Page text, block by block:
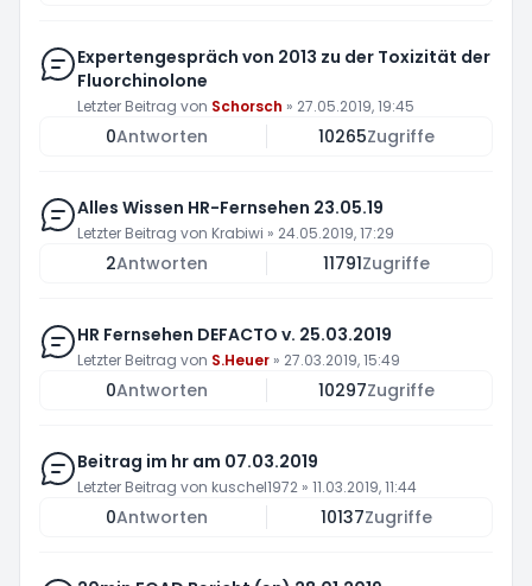
Expertengespräch von 2013 zu der Toxizität der
Fluorchinolone
Letzter Beitrag von Schorsch » 27.05.2019, 19:45
0Antworten 10265Zugriffe
Alles Wissen HR-Fernsehen 23.05.19
Letzter Beitrag von Krabiwi » 24.05.2019, 17:29
2Antworten 11791Zugriffe
HR Fernsehen DEFACTO v. 25.03.2019
Letzter Beitrag von S.Heuer » 27.03.2019, 15:49
0Antworten 10297Zugriffe
Beitrag im hr am 07.03.2019
Letzter Beitrag von kuschel1972 » 11.03.2019, 11:44
0Antworten 10137Zugriffe